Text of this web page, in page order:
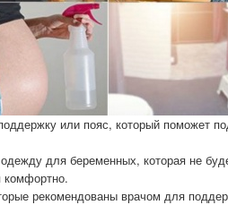
или пояс, который поможет
для беременных, которая не
комфортно.
рекомендованы врачом для